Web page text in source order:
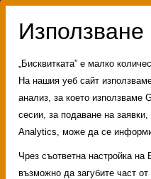
„Бисквитката” е малко
На нашия уеб сайт
анализ, за което използваме
сесии, за подаване на
Analytics, може да се
Чрез съответна настройка
възможно да загубите част